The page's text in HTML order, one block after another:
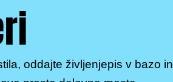
oddajte življenjepis v bazo in